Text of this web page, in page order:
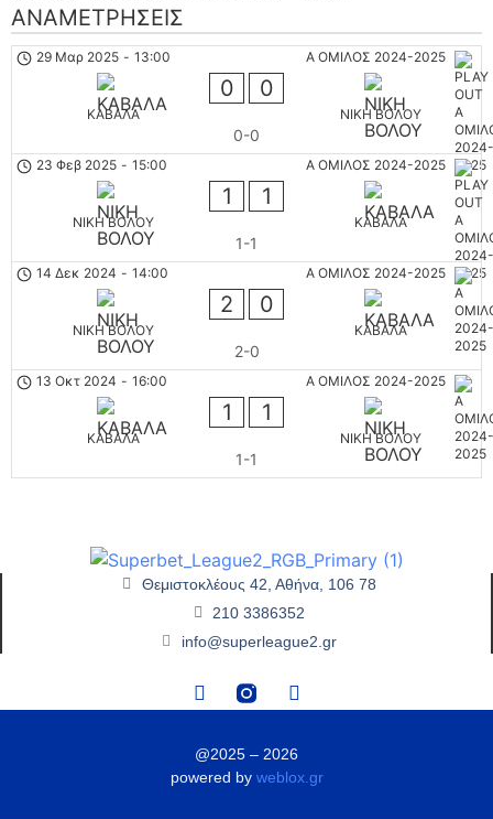
ΑΝΑΜΕΤΡΉΣΕΙΣ
Α ΟΜΙΛΟΣ 2024-2025
29 Μαρ 2025 - 13:00
ΚΑΒΑΛΑ
0 0
ΝΙΚΗ ΒΟΛΟΥ
0-0
Α ΟΜΙΛΟΣ 2024-2025
23 Φεβ 2025 - 15:00
ΝΙΚΗ ΒΟΛΟΥ
1 1
ΚΑΒΑΛΑ
1-1
Α ΟΜΙΛΟΣ 2024-2025
14 Δεκ 2024 - 14:00
ΝΙΚΗ ΒΟΛΟΥ
2 0
ΚΑΒΑΛΑ
2-0
Α ΟΜΙΛΟΣ 2024-2025
13 Οκτ 2024 - 16:00
ΚΑΒΑΛΑ
1 1
ΝΙΚΗ ΒΟΛΟΥ
1-1
Θεμιστοκλέους 42, Αθήνα, 106 78
210 3386352
info@superleague2.gr
@2025 – 2026
powered by weblox.gr